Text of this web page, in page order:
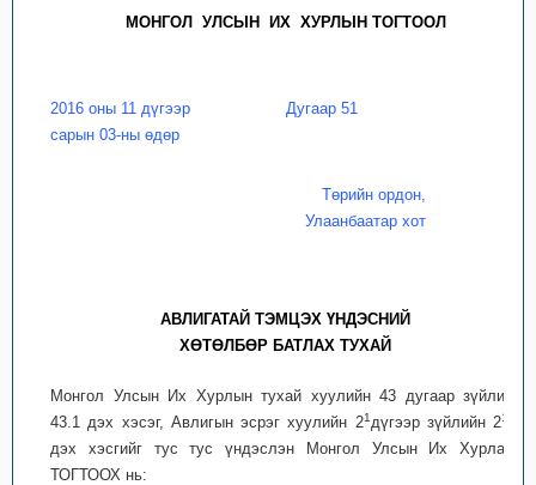
МОНГОЛ УЛСЫН ИХ ХУРЛЫН ТОГТООЛ
2016 оны 11 дүгээр
сарын 03-ны өдөр
Дугаар 51
Төрийн ордон,
Улаанбаатар хот
АВЛИГАТАЙ ТЭМЦЭХ ҮНДЭСНИЙ
ХӨТӨЛБӨР БАТЛАХ ТУХАЙ
Монгол Улсын Их Хурлын тухай хуулийн 43 дугаар зүйлийн
43.1 дэх хэсэг, Авлигын эсрэг хуулийн 21дүгээр зүйлийн 21
дэх хэсгийг тус тус үндэслэн Монгол Улсын Их Хурлаас
ТОГТООХ нь: